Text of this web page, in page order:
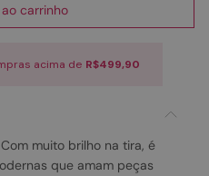
carrinho
acima de R$499,90
muito brilho na tira, é
que amam peças